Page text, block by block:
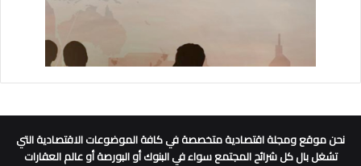
نحن موقع ومجلة اقتصادية متخصصة في كافة الموضوعات الاقتصادية التي
تشغل بال كل شرائح المجتمع سواء في البنوك أو البورصة أو عالم العقارات